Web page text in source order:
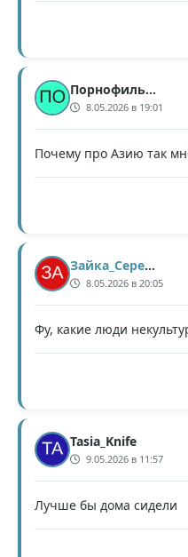
Порнофильмы
8.05.2026 в 19:01
Почему про Азию так
Зайка_Серенькая
8.05.2026 в 20:05
Фу, какие люди
Tasia_Knife
9.05.2026 в 11:57
Лучше бы дома сидели